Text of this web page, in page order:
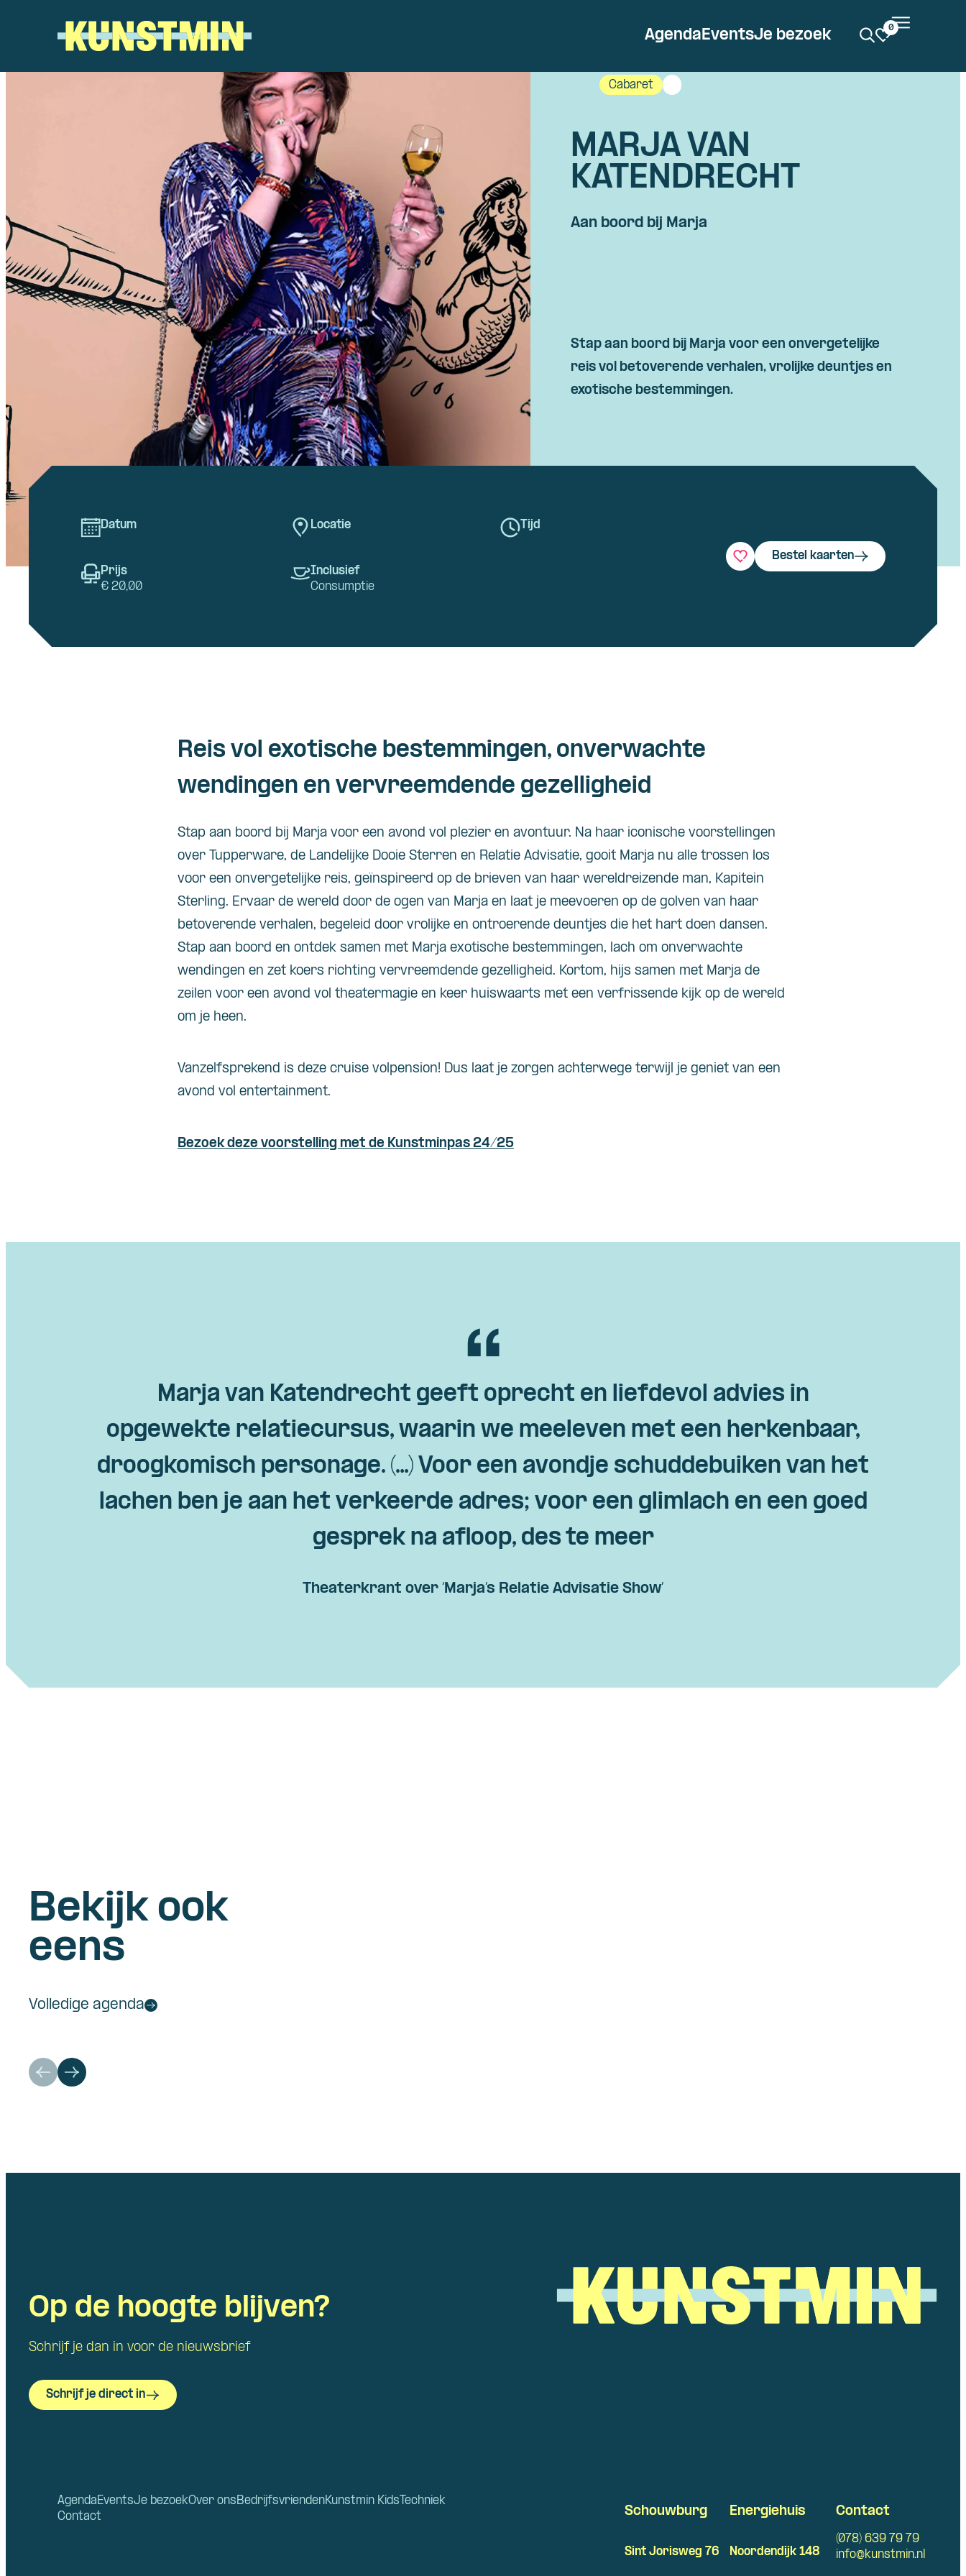
Skip navigatie
AgendaEventsJe bezoek 0
Cabaret
MARJA VAN
KATENDRECHT
Aan boord bij Marja
Stap aan boord bij Marja voor een onvergetelijke
reis vol betoverende verhalen, vrolijke deuntjes en
exotische bestemmingen.
Datum Locatie Tijd
Prijs
€ 20,00
Inclusief
Consumptie
Bestel kaarten
Reis vol exotische bestemmingen, onverwachte
wendingen en vervreemdende gezelligheid
Stap aan boord bij Marja voor een avond vol plezier en avontuur. Na haar iconische voorstellingen
over Tupperware, de Landelijke Dooie Sterren en Relatie Advisatie, gooit Marja nu alle trossen los
voor een onvergetelijke reis, geïnspireerd op de brieven van haar wereldreizende man, Kapitein
Sterling. Ervaar de wereld door de ogen van Marja en laat je meevoeren op de golven van haar
betoverende verhalen, begeleid door vrolijke en ontroerende deuntjes die het hart doen dansen.
Stap aan boord en ontdek samen met Marja exotische bestemmingen, lach om onverwachte
wendingen en zet koers richting vervreemdende gezelligheid. Kortom, hijs samen met Marja de
zeilen voor een avond vol theatermagie en keer huiswaarts met een verfrissende kijk op de wereld
om je heen.
Vanzelfsprekend is deze cruise volpension! Dus laat je zorgen achterwege terwijl je geniet van een
avond vol entertainment.
Bezoek deze voorstelling met de Kunstminpas 24/25
Marja van Katendrecht geeft oprecht en liefdevol advies in
opgewekte relatiecursus, waarin we meeleven met een herkenbaar,
droogkomisch personage. (…) Voor een avondje schuddebuiken van het
lachen ben je aan het verkeerde adres; voor een glimlach en een goed
gesprek na afloop, des te meer
Theaterkrant over ‘Marja’s Relatie Advisatie Show’
Bekijk ook
eens
Volledige agenda
Op de hoogte blijven?
Schrijf je dan in voor de nieuwsbrief
Schrijf je direct in
AgendaEventsJe bezoekOver onsBedrijfsvriendenKunstmin Kids Techniek
Contact
Schouwburg
Sint Jorisweg 76
Energiehuis
Noordendijk 148
Contact
(078) 639 79 79
info@kunstmin.nl